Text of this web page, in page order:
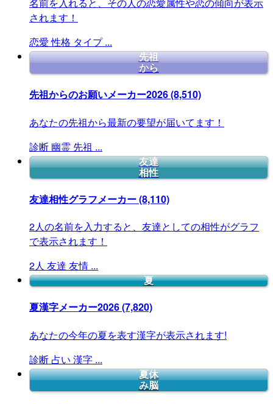
されます！
恋愛 性格 タイプ ...
先祖
から
先祖からのお願いメーカー2026(8,510)
あなたの先祖から最新の要望が届いてます！
診断 幽霊 先祖 ...
友達
相性
友達相性グラフメーカー(8,110)
2人の名前を入力すると、友達としての相性がグラフ
で表示されます！
2人 友達 友情 ...
夏
夏漢字メーカー2026(7,820)
あなたの今年の夏を表す漢字が表示されます!
診断 占い 漢字 ...
夏休
み脳